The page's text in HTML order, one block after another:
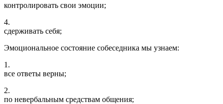
контролировать свои эмоции;
4.
сдерживать себя;
Эмоциональное состояние собеседника мы узнаем:
1.
все ответы верны;
2.
по невербальным средствам общения;